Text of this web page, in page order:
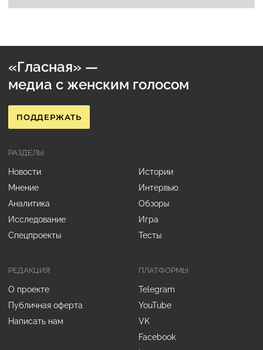
«Гласная» —
медиа с женским голосом
ПОДДЕРЖАТЬ
РЕДАКЦИЯ
О проекте
Публичная оферта
Написать нам
РАЗДЕЛЫ
Новости
Истории
Мнение
Интервью
Аналитика
Обзоры
Исследование
Игра
Спецпроекты
Тесты
ПЛАТФОРМЫ
Telegram
YouTube
VK
Facebook